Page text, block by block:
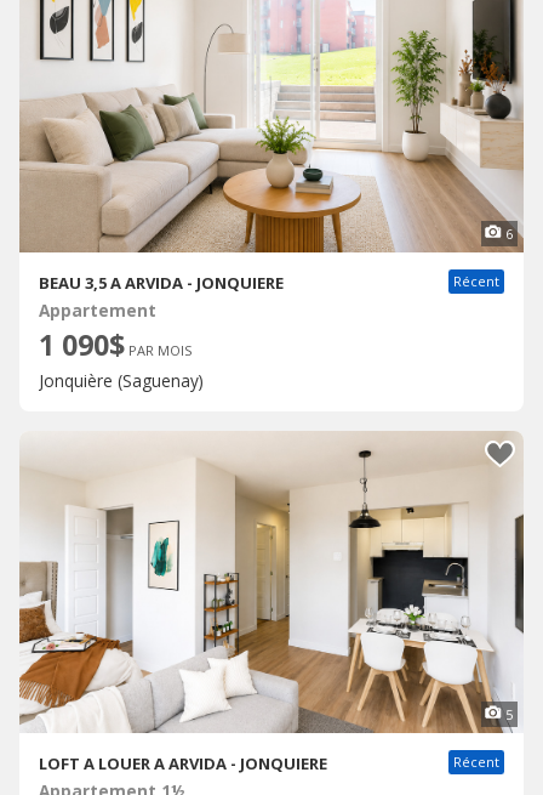
6
BEAU 3,5 A ARVIDA - JONQUIERE Récent
Appartement
1 090$ PAR MOIS
Jonquière (Saguenay)
5
LOFT A LOUER A ARVIDA - JONQUIERE Récent